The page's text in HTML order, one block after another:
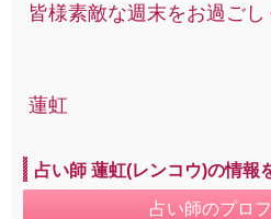
皆様素敵な週末をお過ごし
蓮虹
占い師 蓮虹(レンコウ)の情報
占い師のプロ